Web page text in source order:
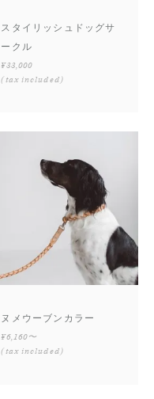
スタイリッシュドッグサ
ークル
¥33,000
(tax included)
ヌメウーブンカラー
¥6,160〜
(tax included)